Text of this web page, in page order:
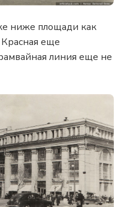
ниже площади как
еще
линия еще не